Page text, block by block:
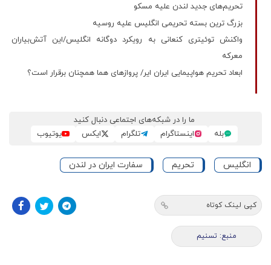
تحریم‌های جدید لندن علیه مسکو
بزرگ ترین بسته تحریمی انگلیس علیه روسیه
واکنش توئیتری کنعانی به رویکرد دوگانه انگلیس/این آتش‌بیاران
معرکه
ابعاد تحریم هواپیمایی ایران ایر/ پروازهای هما همچنان برقرار است؟
ما را در شبکه‌های اجتماعی دنبال کنید
بله
اینستاگرام تلگرام ایکس یوتیوب
انگلیس تحریم سفارت ایران در لندن
کپی لینک کوتاه
منبع: تسنیم